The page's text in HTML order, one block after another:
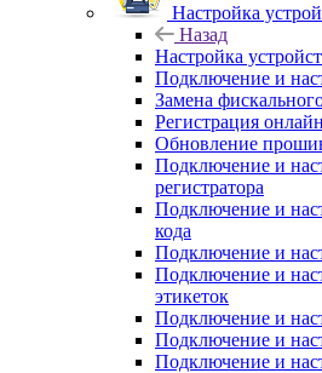
Настройка
Назад
Настройка
Подключение и
Замена
Регистрация
Обновление
Подключение и
регистратора
Подключение и
кода
Подключение и
Подключение и
этикеток
Подключение и
Подключение и
Подключение и